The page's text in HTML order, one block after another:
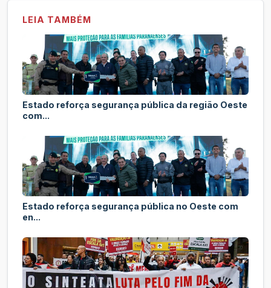
LEIA TAMBÉM
Estado reforça segurança pública da região Oeste
com...
Estado reforça segurança pública no Oeste com
en...